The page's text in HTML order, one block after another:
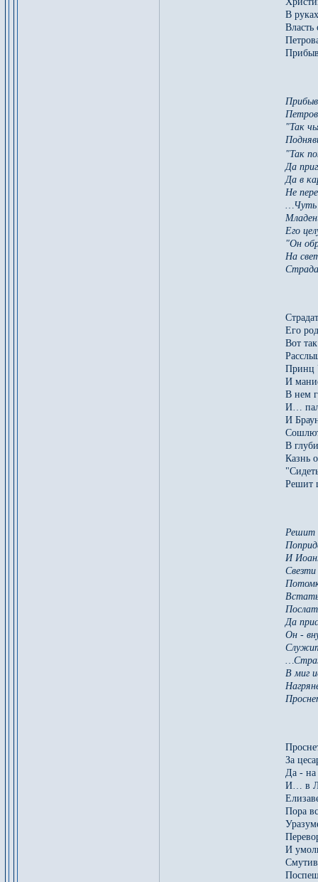
В
Власть
"Так
"Так
Да
Да в
Не
…Чуть
Его
"Он
На
Его
Вот
Принц
И
В нем
И… пал
И
В
Казнь
Решит
Решит
И
Да
Он -
В миг
За
Да - на
И… в
Пора
И